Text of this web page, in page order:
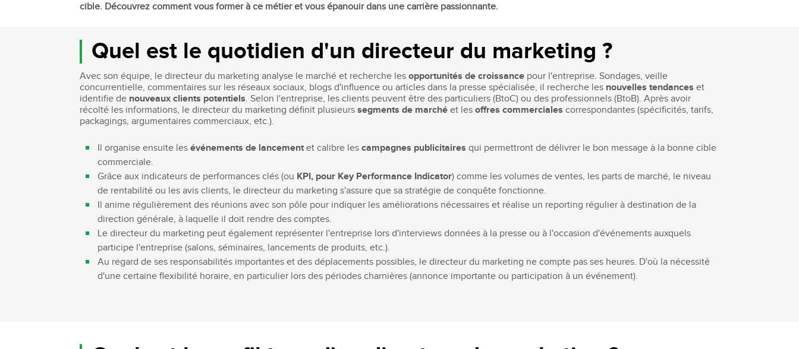
cible. Découvrez comment vous former à ce métier et vous épanouir dans une carrière passionnante.
Quel est le quotidien d'un directeur du marketing ?
Avec son équipe, le directeur du marketing analyse le marché et recherche lesopportunités de croissance pour l'entreprise. Sondages, veille
concurrentielle, commentaires sur les réseaux sociaux, blogs d'influence ou articles dans la presse spécialisée, il recherche les nouvelles tendances et
identifie de nouveaux clients potentiels. Selon l'entreprise, les clients peuvent être des particuliers (BtoC) ou des professionnels (BtoB). Après avoir
récolté les informations, le directeur du marketing définit plusieurssegments de marché et lesoffres commerciales correspondantes (spécificités, tarifs,
packagings, argumentaires commerciaux, etc.).
Il organise ensuite lesévénements de lancement et calibre lescampagnes publicitaires qui permettront de délivrer le bon message à la bonne cible
commerciale.
Grâce aux indicateurs de performances clés (ou KPI, pour Key Performance Indicator) comme les volumes de ventes, les parts de marché, le niveau
de rentabilité ou les avis clients, le directeur du marketing s'assure que sa stratégie de conquête fonctionne.
Il anime régulièrement des réunions avec son pôle pour indiquer les améliorations nécessaires et réalise un reporting régulier à destination de la
direction générale, à laquelle il doit rendre des comptes.
Le directeur du marketing peut également représenter l'entreprise lors d'interviews données à la presse ou à l'occasion d'événements auxquels
participe l'entreprise (salons, séminaires, lancements de produits, etc.).
Au regard de ses responsabilités importantes et des déplacements possibles, le directeur du marketing ne compte pas ses heures. D'où la nécessité
d'une certaine flexibilité horaire, en particulier lors des périodes charnières (annonce importante ou participation à un événement).
Double diplôme
Projets et voyages
Programme Disney
Bachelor Commerce Marketing
spécialisation International
Bachelor Communication, projets
événementiels et digitaux
Bachelor Communication
Marketing d'influence et Brand Content
Bachelor QSE - Qualité Sécurité
Commercial et Marketing
Bachelor Tourisme
Mastère Business Development
Mastère Marketing Produit :
Cosmétiques et Bien-être
Mastère Big Data & Intelligence
Artificielle
Centre de Profit